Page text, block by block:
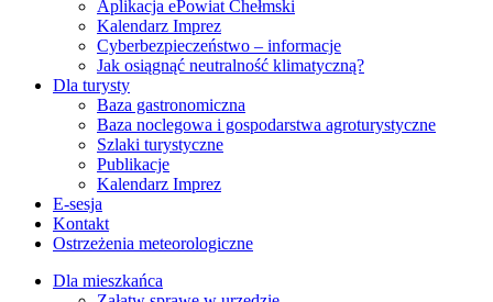
Aplikacja ePowiat Chełmski
Kalendarz Imprez
Cyberbezpieczeństwo – informacje
Jak osiągnąć neutralność klimatyczną?
Dla turysty
Baza gastronomiczna
Baza noclegowa i gospodarstwa agroturystyczne
Szlaki turystyczne
Publikacje
Kalendarz Imprez
E-sesja
Kontakt
Ostrzeżenia meteorologiczne
Dla mieszkańca